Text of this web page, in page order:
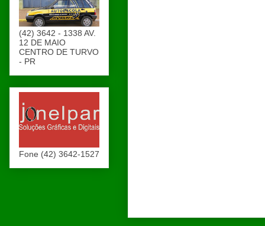
(42) 3642 - 1338 AV.
12 DE MAIO
CENTRO DE TURVO
- PR
Fone (42) 3642-1527